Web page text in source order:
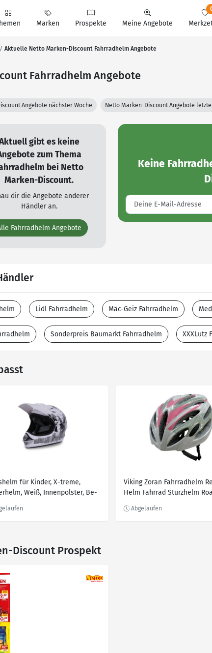
Marken Prospekte Meine Angebote
Aktuelle Netto Marken-Discount Fahrradhelm Angebote
Fahrradhelm Angebote
Angebote nächster Woche Netto Marken-Discount Angebote
gibt es keine
zum Thema
bei Netto
Marken-Discount.
dir die Angebote anderer
Händler an.
Fahrradhelm Angebote
Keine
Lidl Fahrradhelm Mäc-Geiz Fahrradhelm
Sonderpreis Baumarkt Fahrradhelm XXXLutz
für Kinder, X-treme,
Weiß, Innenpolster, Be-
Viking Zoran Fahrradhelm
Helm Fahrrad Sturzhelm
Discount Prospekt